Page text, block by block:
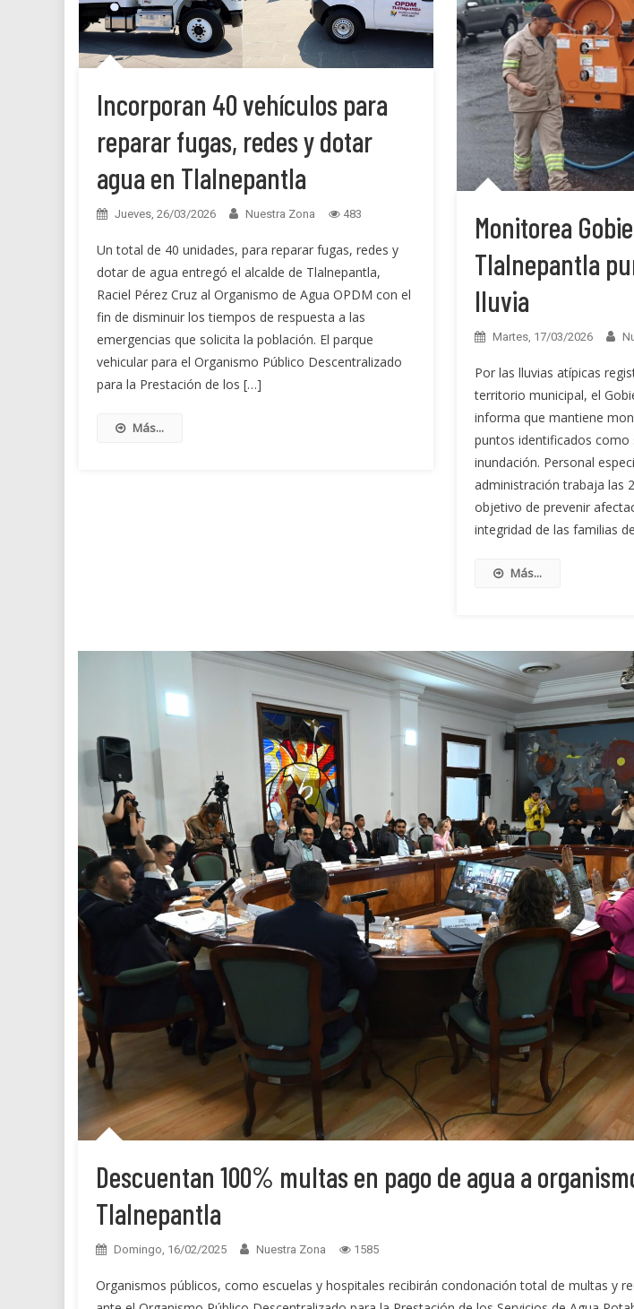
Incorporan 40 vehículos para
reparar fugas, redes y dotar
agua en Tlalnepantla
Jueves, 26/03/2026 Nuestra Zona 483
Un total de 40 unidades, para reparar fugas, redes y
dotar de agua entregó el alcalde de Tlalnepantla,
Raciel Pérez Cruz al Organismo de Agua OPDM con el
fin de disminuir los tiempos de respuesta a las
emergencias que solicita la población. El parque
vehicular para el Organismo Público Descentralizado
para la Prestación de los […]
Más...
Monitorea
Tlalnepantla
lluvia
Martes, 17/03/2026
Por las lluvias atípicas
territorio municipal, el
informa que mantiene
puntos identificados como
inundación. Personal
administración trabaja las
objetivo de prevenir
integridad de las familias
Más...
Descuentan 100% multas en pago de agua a
Tlalnepantla
Domingo, 16/02/2025 Nuestra Zona 1585
Organismos públicos, como escuelas y hospitales recibirán condonación total de multas y